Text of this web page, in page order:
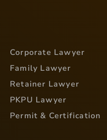
Corporate Lawyer
Family Lawyer
Retainer Lawyer
PKPU Lawyer
Permit & Certification